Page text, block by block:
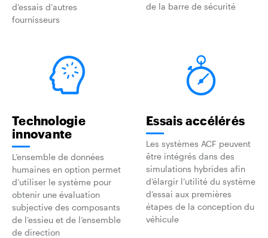
d’essais d’autres
fournisseurs
de la barre de sécurité
Technologie
innovante
L’ensemble de données
humaines en option permet
d’utiliser le système pour
obtenir une évaluation
subjective des composants
de l’essieu et de l’ensemble
de direction
Essais accélérés
Les systèmes ACF peuvent
être intégrés dans des
simulations hybrides afin
d’élargir l’utilité du système
d’essai aux premières
étapes de la conception du
véhicule